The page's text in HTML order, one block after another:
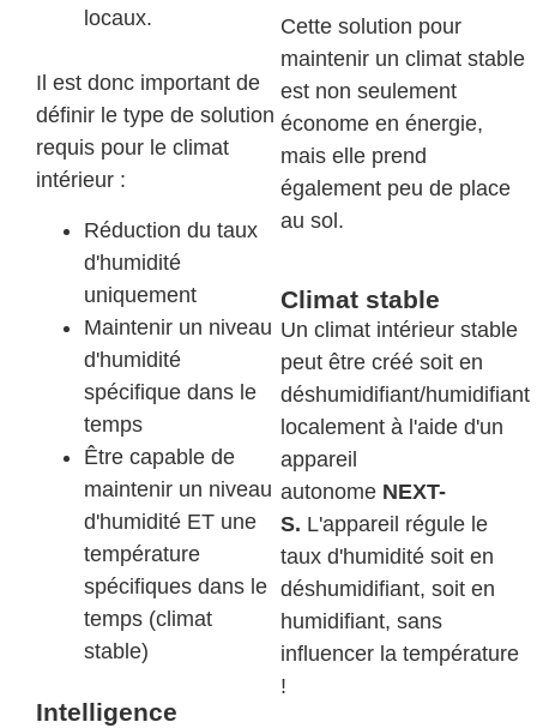
locaux.
Il est donc important de
définir le type de solution
requis pour le climat
intérieur :
Réduction du taux
d'humidité
uniquement
Maintenir un niveau
d'humidité
spécifique dans le
temps
Être capable de
maintenir un niveau
d'humidité ET une
température
spécifiques dans le
temps (climat
stable)
Intelligence
Cette solution pour
maintenir un climat stable
est non seulement
économe en énergie,
mais elle prend
également peu de place
au sol.
Climat stable
Un climat intérieur stable
peut être créé soit en
déshumidifiant/humidifiant
localement à l'aide d'un
appareil
autonome NEXT-
S. L'appareil régule le
taux d'humidité soit en
déshumidifiant, soit en
humidifiant, sans
influencer la température
!